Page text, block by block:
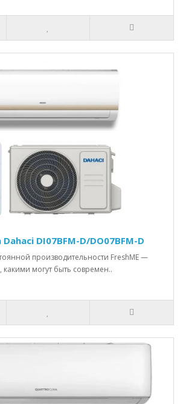
DI07BFM-D/DO07BFM-D
производительности FreshME —
какими могут быть современ..